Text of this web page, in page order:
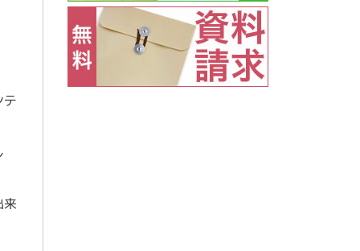
テ
来